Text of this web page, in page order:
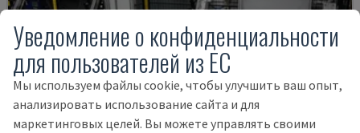
Уведомление о конфиденциальности
для пользователей из ЕС
Мы используем файлы cookie, чтобы улучшить ваш опыт,
анализировать использование сайта и для
маркетинговых целей. Вы можете управлять своими